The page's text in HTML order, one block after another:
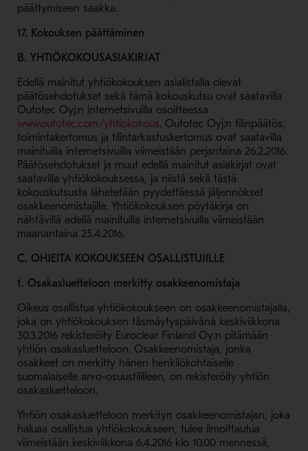
päättymiseen saakka.
17. Kokouksen päättäminen
B. YHTIÖKOKOUSASIAKIRJAT
Edellä mainitut yhtiökokouksen asialistalla olevat
päätösehdotukset sekä tämä kokouskutsu ovat saatavilla
Outotec Oyj:n internetsivuilla osoitteessa
www.outotec.com/yhtiokokous- Avaa uudessa ikkunassa
. Outotec Oyj:n tilinpäätös,
toimintakertomus ja tilintarkastuskertomus ovat saatavilla
mainituilla internetsivuilla viimeistään perjantaina 26.2.2016.
Päätösehdotukset ja muut edellä mainitut asiakirjat ovat
saatavilla yhtiökokouksessa, ja niistä sekä tästä
kokouskutsusta lähetetään pyydettäessä jäljennökset
osakkeenomistajille. Yhtiökokouksen pöytäkirja on
nähtävillä edellä mainituilla internetsivuilla viimeistään
maanantaina 25.4.2016.
C. OHJEITA KOKOUKSEEN OSALLISTUJILLE
1. Osakasluetteloon merkitty osakkeenomistaja
Oikeus osallistua yhtiökokoukseen on osakkeenomistajalla,
joka on yhtiökokouksen täsmäytyspäivänä keskiviikkona
30.3.2016 rekisteröity Euroclear Finland Oy:n pitämään
yhtiön osakasluetteloon. Osakkeenomistaja, jonka
osakkeet on merkitty hänen henkilökohtaiselle
suomalaiselle arvo-osuustililleen, on rekisteröity yhtiön
osakasluetteloon.
Yhtiön osakasluetteloon merkityn osakkeenomistajan, joka
haluaa osallistua yhtiökokoukseen, tulee ilmoittautua
viimeistään keskiviikkona 6.4.2016 klo 10.00 mennessä,